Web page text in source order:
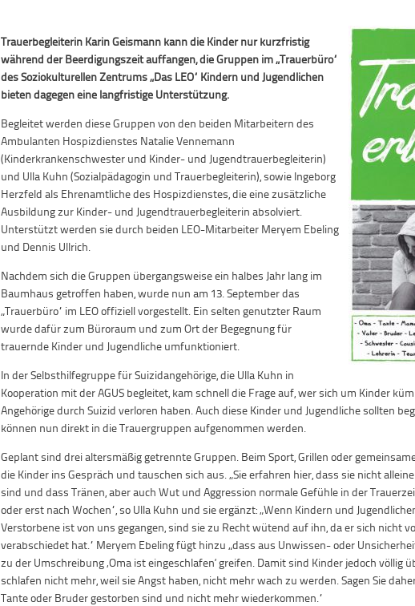
Trauerbegleiterin Karin Geismann kann die Kinder nur kurzfristig
während der Beerdigungszeit auffangen, die Gruppen im „Trauerbüro“
des Soziokulturellen Zentrums „Das LEO“ Kindern und Jugendlichen
bieten dagegen eine langfristige Unterstützung.
Begleitet werden diese Gruppen von den beiden Mitarbeitern des
Ambulanten Hospizdienstes Natalie Vennemann
(Kinderkrankenschwester und Kinder- und Jugendtrauerbegleiterin)
und Ulla Kuhn (Sozialpädagogin und Trauerbegleiterin), sowie Ingeborg
Herzfeld als Ehrenamtliche des Hospizdienstes, die eine zusätzliche
Ausbildung zur Kinder- und Jugendtrauerbegleiterin absolviert.
Unterstützt werden sie durch beiden LEO-Mitarbeiter Meryem Ebeling
und Dennis Ullrich.
Nachdem sich die Gruppen übergangsweise ein halbes Jahr lang im
Baumhaus getroffen haben, wurde nun am 13. September das
„Trauerbüro“ im LEO offiziell vorgestellt. Ein selten genutzter Raum
wurde dafür zum Büroraum und zum Ort der Begegnung für
trauernde Kinder und Jugendliche umfunktioniert.
In der Selbsthilfegruppe für Suizidangehörige, die Ulla Kuhn in
Kooperation mit der AGUS begleitet, kam schnell die Frage auf, wer sich um Kinder
Angehörige durch Suizid verloren haben. Auch diese Kinder und Jugendliche sollten
können nun direkt in die Trauergruppen aufgenommen werden.
Geplant sind drei altersmäßig getrennte Gruppen. Beim Sport, Grillen oder
die Kinder ins Gespräch und tauschen sich aus. „Sie erfahren hier, dass sie nicht
sind und dass Tränen, aber auch Wut und Aggression normale Gefühle in der
oder erst nach Wochen“, so Ulla Kuhn und sie ergänzt: „Wenn Kindern und
Verstorbene ist von uns gegangen, sind sie zu Recht wütend auf ihn, da er sich nicht
verabschiedet hat.“ Meryem Ebeling fügt hinzu „dass aus Unwissen- oder
zu der Umschreibung ‚Oma ist eingeschlafen‘ greifen. Damit sind Kinder jedoch völlig
schlafen nicht mehr, weil sie Angst haben, nicht mehr wach zu werden. Sagen Sie
Tante oder Bruder gestorben sind und nicht mehr wiederkommen.“